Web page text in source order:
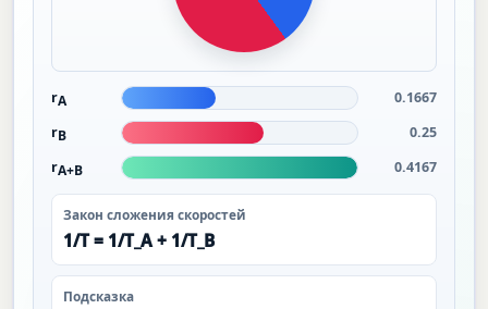
rA
0.1667
rB
0.25
rA+B 0.4167
Закон сложения скоростей
1/T = 1/T_A + 1/T_B
Подсказка